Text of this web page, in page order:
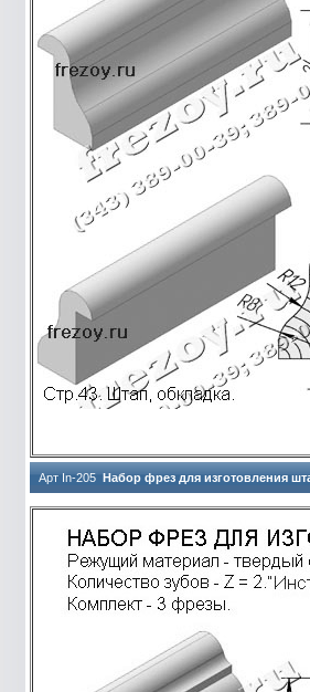
Арт In-205 Набор фрез для изготовления